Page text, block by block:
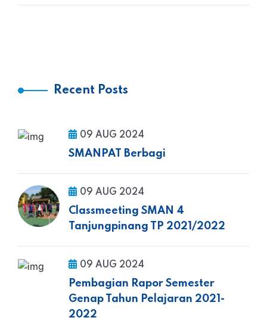
Recent Posts
09 AUG 2024
SMANPAT Berbagi
09 AUG 2024
Classmeeting SMAN 4
Tanjungpinang TP 2021/2022
09 AUG 2024
Pembagian Rapor Semester
Genap Tahun Pelajaran 2021-
2022